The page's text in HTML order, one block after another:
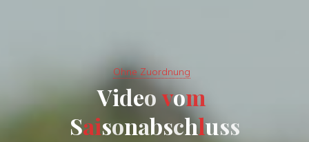
Ohne Zuordnung
Videovom
Saisonabschluss